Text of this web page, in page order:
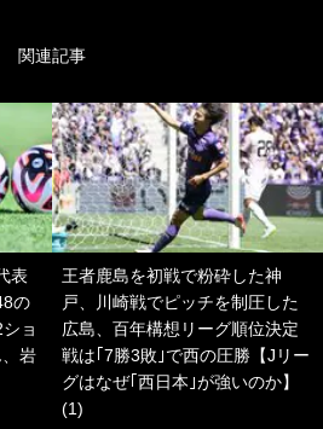
関連記事
表
の
ョ
岩
王者鹿島を初戦で粉砕した神
戸、川崎戦でピッチを制圧した
広島、百年構想リーグ順位決定
戦は｢7勝3敗｣で西の圧勝【Jリー
グはなぜ｢西日本｣が強いのか】
(1)